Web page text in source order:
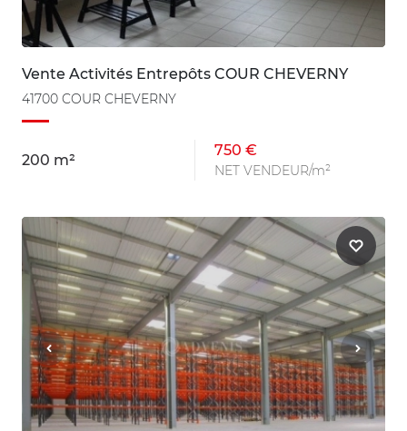
Vente Activités Entrepôts COUR CHEVERNY
41700 COUR CHEVERNY
200 m²
750 €
NET VENDEUR/m²